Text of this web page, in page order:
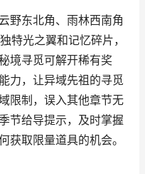
野东北角、雨林西南角
特光之翼和记忆碎片，
境寻觅可解开稀有奖
力，让异域先祖的寻觅
限制，误入其他章节无
节给导提示，及时掌握
获取限量道具的机会。